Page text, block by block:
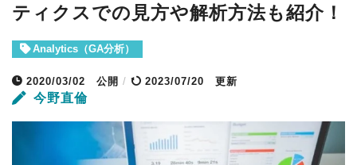
ティクスでの見方や解析方法も紹介！
Analytics（GA分析）
2020/03/02 公開 / 2023/07/20 更新
今野直倫